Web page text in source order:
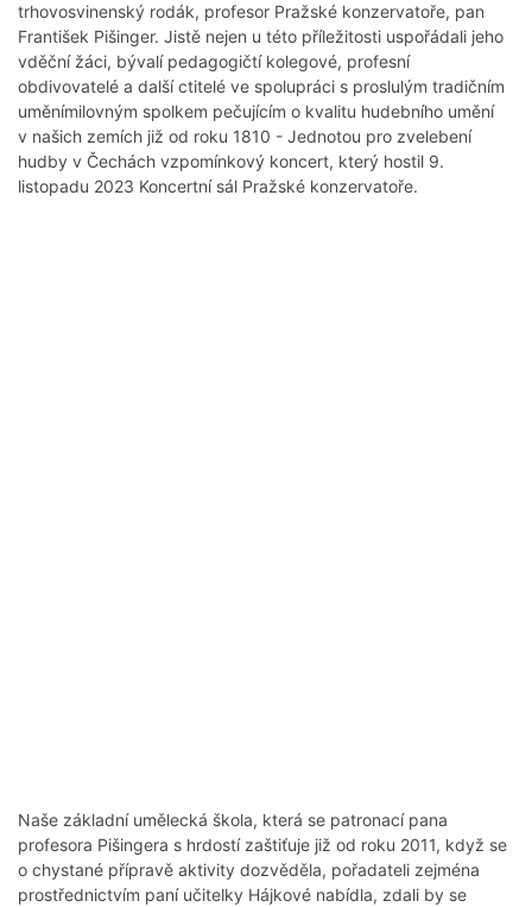
trhovosvinenský rodák, profesor Pražské konzervatoře, pan
František Pišinger. Jistě nejen u této příležitosti uspořádali jeho
vděční žáci, bývalí pedagogičtí kolegové, profesní
obdivovatelé a další ctitelé ve spolupráci s proslulým tradičním
uměnímilovným spolkem pečujícím o kvalitu hudebního umění
v našich zemích již od roku 1810 - Jednotou pro zvelebení
hudby v Čechách vzpomínkový koncert, který hostil 9.
listopadu 2023 Koncertní sál Pražské konzervatoře.
Naše základní umělecká škola, která se patronací pana
profesora Pišingera s hrdostí zaštiťuje již od roku 2011, když se
o chystané přípravě aktivity dozvěděla, pořadateli zejména
prostřednictvím paní učitelky Hájkové nabídla, zdali by se